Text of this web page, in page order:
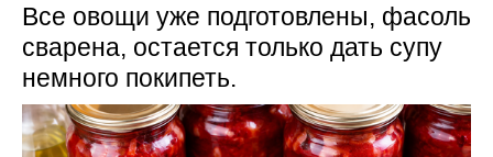
Все овощи уже подготовлены, фасоль
сварена, остается только дать супу
немного покипеть.